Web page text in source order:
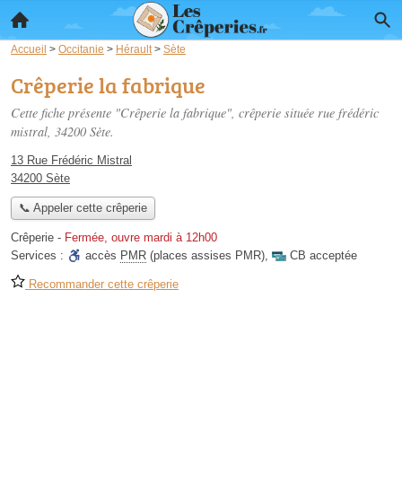
Accueil > Occitanie > Hérault > Sète
Crêperie la fabrique
Cette fiche présente "Crêperie la fabrique", crêperie située rue frédéric
mistral, 34200 Sète.
13 Rue Frédéric Mistral
34200 Sète
📞 Appeler cette crêperie
Crêperie - Fermée, ouvre mardi à 12h00
Services :
accès PMR (places assises PMR), CB acceptée
Recommander cette crêperie